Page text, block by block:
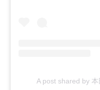
A post shared by